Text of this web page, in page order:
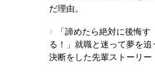
だ理由。
「諦めたら絶対に後悔す
る！」就職と迷って夢を追
決断をした先輩ストーリー